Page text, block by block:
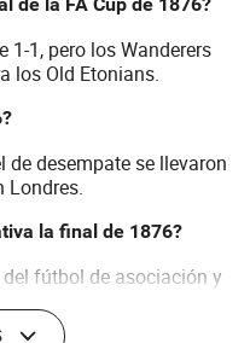
1, pero los Wanderers
los Old Etonians.
desempate se llevaron
Londres.
la final de 1876?
fútbol de asociación y